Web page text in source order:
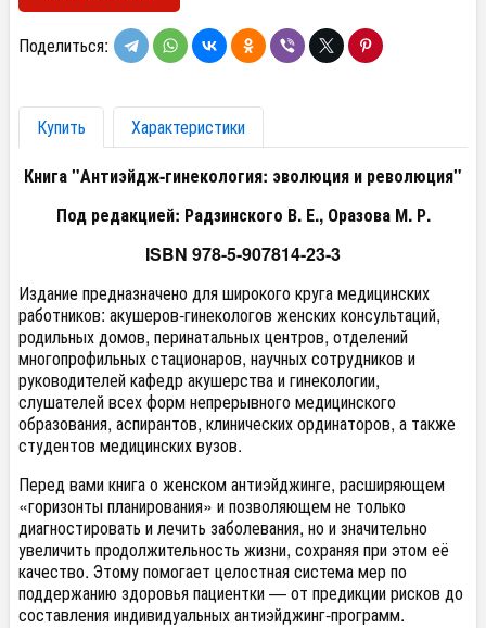
Поделиться:
Купить
Характеристики
Книга "Антиэйдж-гинекология: эволюция и революция"
Под редакцией: Радзинского В. Е., Оразова М. Р.
ISBN 978-5-907814-23-3
Издание предназначено для широкого круга медицинских
работников: акушеров-гинекологов женских консультаций,
родильных домов, перинатальных центров, отделений
многопрофильных стационаров, научных сотрудников и
руководителей кафедр акушерства и гинекологии,
слушателей всех форм непрерывного медицинского
образования, аспирантов, клинических ординаторов, а также
студентов медицинских вузов.
Перед вами книга о женском антиэйджинге, расширяющем
«горизонты планирования» и позволяющем не только
диагностировать и лечить заболевания, но и значительно
увеличить продолжительность жизни, сохраняя при этом её
качество. Этому помогает целостная система мер по
поддержанию здоровья пациентки — от предикции рисков до
составления индивидуальных антиэйджинг-программ.